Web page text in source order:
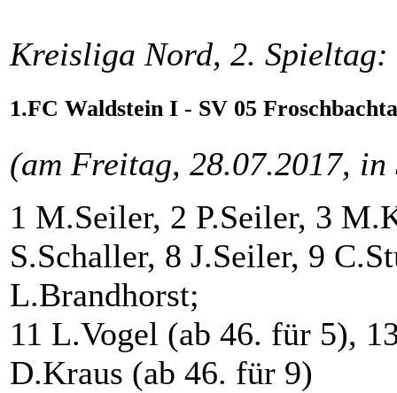
Kreisliga Nord, 2. Spieltag:
1.FC Waldstein I - SV 05
(am Freitag, 28.07.2017, in
1 M.Seiler, 2 P.Seiler, 3
S.Schaller, 8 J.Seiler, 9
L.Brandhorst;
11 L.Vogel (ab 46. für 5),
D.Kraus (ab 46. für 9)